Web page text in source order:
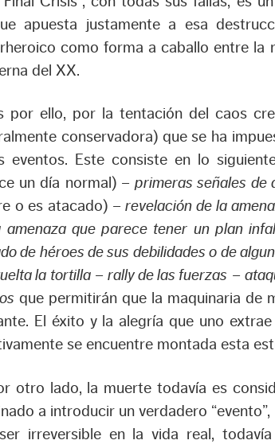
apuesta justamente a esa
como forma a caballo entre la
del XX.
por ello, por la tentación del caos
conservadora) que se ha
eventos. Este consiste en lo
un día normal) –primeras señales de
o es atacado) –revelación de la
amenaza que parece tener un plan
de héroes de sus debilidades o de
la tortilla– rally de las fuerzas –
que permitirán que la maquinaria de
El éxito y la alegría que uno
se encuentre montada esta
otro lado, la muerte todavía es
a introducir un verdadero
irreversible en la vida real,